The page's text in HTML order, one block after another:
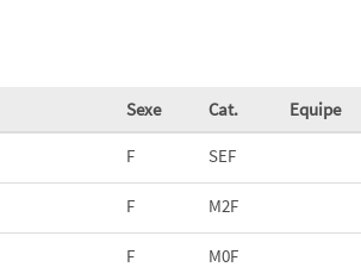
Sexe Cat. Equipe
F SEF
F M2F
F M0F